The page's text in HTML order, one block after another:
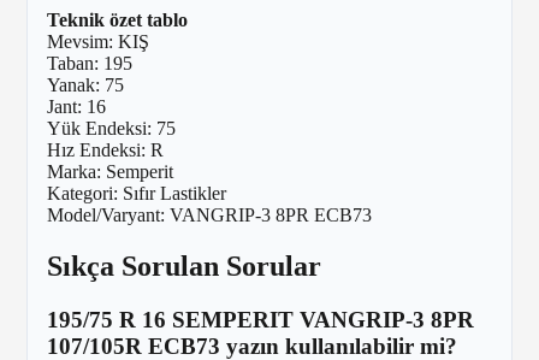
Teknik özet tablo
Mevsim: KIŞ
Taban: 195
Yanak: 75
Jant: 16
Yük Endeksi: 75
Hız Endeksi: R
Marka: Semperit
Kategori: Sıfır Lastikler
Model/Varyant: VANGRIP-3 8PR ECB73
Sıkça Sorulan Sorular
195/75 R 16 SEMPERIT VANGRIP-3 8PR
107/105R ECB73 yazın kullanılabilir mi?